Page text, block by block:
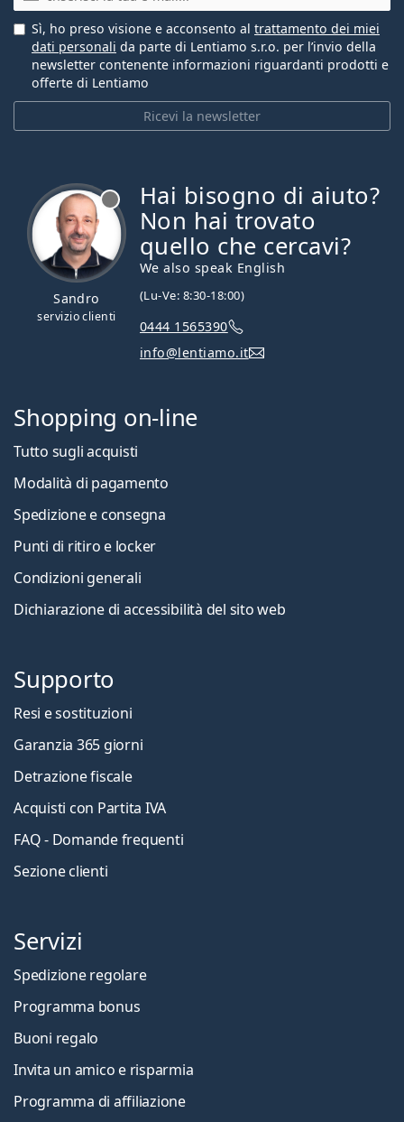
Ricevi la newsletter
Sì, ho preso visione e acconsento al trattamento dei miei
dati personali da parte di Lentiamo s.r.o. per l’invio della
newsletter contenente informazioni riguardanti prodotti e
offerte di Lentiamo
Sandro
servizio clienti
Hai bisogno di aiuto?
Non hai trovato
quello che cercavi?
We also speak English
(Lu-Ve: 8:30-18:00)
0444 1565390
info@lentiamo.it
Shopping on-line
Tutto sugli acquisti
Modalità di pagamento
Spedizione e consegna
Punti di ritiro e locker
Condizioni generali
Dichiarazione di accessibilità del sito web
Supporto
Resi e sostituzioni
Garanzia 365 giorni
Detrazione fiscale
Acquisti con Partita IVA
FAQ - Domande frequenti
Sezione clienti
Servizi
Spedizione regolare
Programma bonus
Buoni regalo
Invita un amico e risparmia
Programma di affiliazione